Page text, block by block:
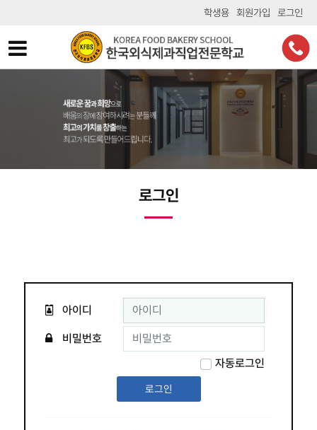
학생용 회원가입 로그인
로그인
아이디
비밀번호
자동로그인